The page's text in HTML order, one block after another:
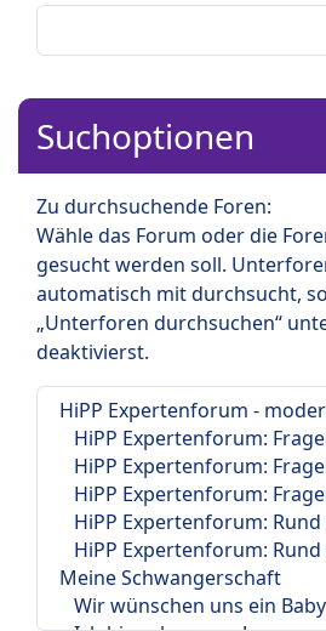
Suchoptionen
Zu durchsuchende Foren:
Wähle das Forum oder die
gesucht werden soll.
automatisch mit durchsucht,
„Unterforen durchsuchen“
deaktivierst.